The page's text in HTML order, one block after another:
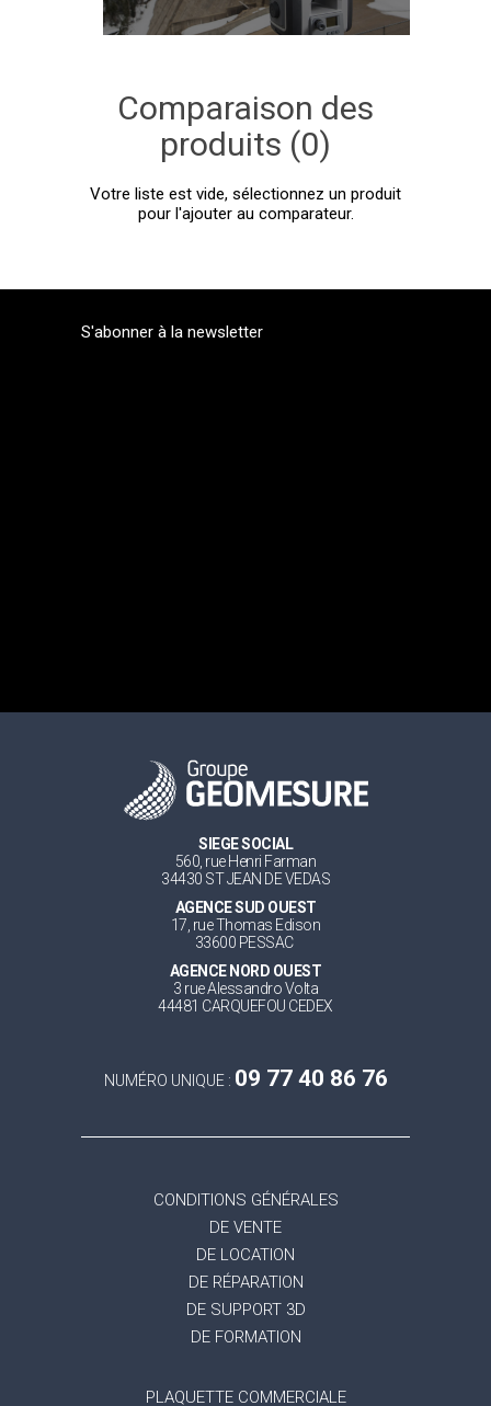
Comparaison des
produits (0)
Votre liste est vide, sélectionnez un produit
pour l'ajouter au comparateur.
S'abonner à la newsletter
SIEGE SOCIAL
560, rue Henri Farman
34430 ST JEAN DE VEDAS
AGENCE SUD OUEST
17, rue Thomas Edison
33600 PESSAC
AGENCE NORD OUEST
3 rue Alessandro Volta
44481 CARQUEFOU CEDEX
NUMÉRO UNIQUE : 09 77 40 86 76
CONDITIONS GÉNÉRALES
DE VENTE
DE LOCATION
DE RÉPARATION
DE SUPPORT 3D
DE FORMATION
PLAQUETTE COMMERCIALE